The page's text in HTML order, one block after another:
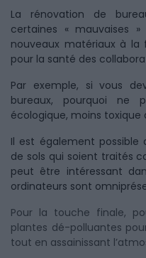
La rénovation de
certaines « mauvaises
nouveaux matériaux à la
pour la santé des
Par exemple, si vous
bureaux, pourquoi ne
écologique, moins toxique
Il est également possible
de sols qui soient traités
peut être intéressant
ordinateurs sont
Pour la touche finale,
plantes dé-polluantes
tout en assainissant